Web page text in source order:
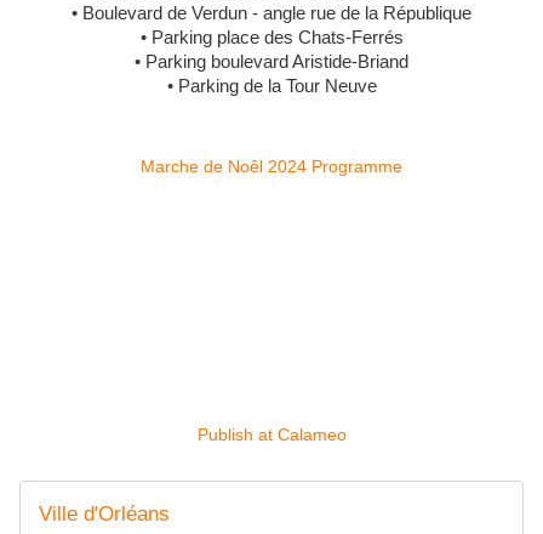
• Boulevard de Verdun - angle rue de la République
• Parking place des Chats-Ferrés
• Parking boulevard Aristide-Briand
• Parking de la Tour Neuve
Marche de Noêl 2024 Programme
Publish at Calameo
Ville d'Orléans